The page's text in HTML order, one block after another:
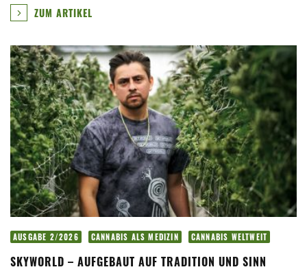
ZUM ARTIKEL
AUSGABE 2/2026 CANNABIS ALS MEDIZIN CANNABIS WELTWEIT
SKYWORLD – AUFGEBAUT AUF TRADITION UND SINN